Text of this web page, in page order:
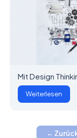
Mit Design
Weiterlesen
←